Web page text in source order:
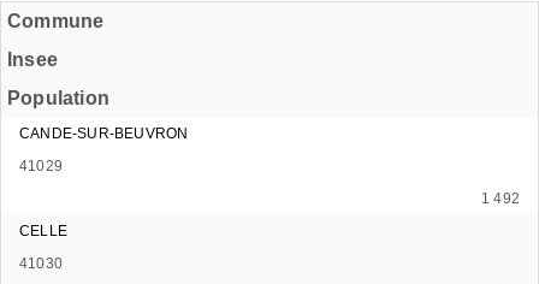
Commune
Insee
Population
CANDE-SUR-BEUVRON
41029
1 492
CELLE
41030